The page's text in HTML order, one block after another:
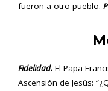
fueron a otro pueblo.
Fidelidad. El Papa
Ascensión de Jesús: